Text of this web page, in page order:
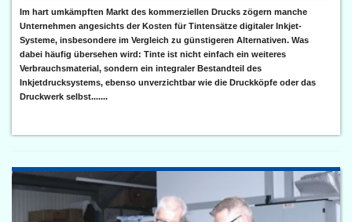
Im hart umkämpften Markt des kommerziellen Drucks zögern manche
Unternehmen angesichts der Kosten für Tintensätze digitaler Inkjet-
Systeme, insbesondere im Vergleich zu günstigeren Alternativen. Was
dabei häufig übersehen wird: Tinte ist nicht einfach ein weiteres
Verbrauchsmaterial, sondern ein integraler Bestandteil des
Inkjetdrucksystems, ebenso unverzichtbar wie die Druckköpfe oder das
Druckwerk selbst.......